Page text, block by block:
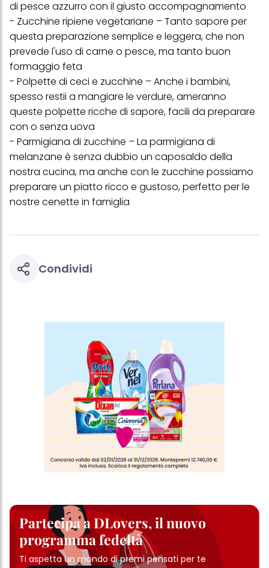
di pesce azzurro con il giusto accompagnamento
- Zucchine ripiene vegetariane – Tanto sapore per
questa preparazione semplice e leggera, che non
prevede l'uso di carne o pesce, ma tanto buon
formaggio feta
- Polpette di ceci e zucchine – Anche i bambini,
spesso restii a mangiare le verdure, ameranno
queste polpette ricche di sapore, facili da preparare
con o senza uova
- Parmigiana di zucchine – La parmigiana di
melanzane è senza dubbio un caposaldo della
nostra cucina, ma anche con le zucchine possiamo
preparare un piatto ricco e gustoso, perfetto per le
nostre cenette in famiglia
Condividi
Partecipa a DLovers, il nuovo
programma fedeltà
Ti aspetta un mondo di premi pensati per te
visualizzare annunci pubblicitari che potrebbero interessarti
(basati, ad esempio, sui tuoi interessi identificati) su questo sito
web e altri media (di terzi) tramite i dispositivi assegnati a te o
alla tua famiglia, nonché per misurare e ottimizzare il successo
delle campagne pubblicitarie.
Puoi trovare maggiori informazioni sul trattamento dei tuoi dati
nella nostra Informativa sulla protezione dei dati collegata nel piè
di pagina (Sezione "Cookie, Pixel, Impronte digitali e tecnologie
simili"). Puoi revocare il tuo consenso in qualsiasi momento con
effetto per il futuro disabilitando i cookie sul nostro sito web nella
sezione "Impostazioni cookie" collegata nel piè di pagina. Per
ulteriori informazioni sui cookie utilizzati su questo sito Web, in
particolare sul loro periodo di conservazione, consultare le
informazioni dettagliate su ciascun cookie disponibili facendo
clic su "modifica" di seguito".
Se fai clic su "Modifica" potrai trovare maggiori informazioni sul
trattamento dei tuoi dati / sull'uso dei cookie e consentirli per uno o
più degli scopi sopra menzionati. Cliccando su "Accetta tutto",